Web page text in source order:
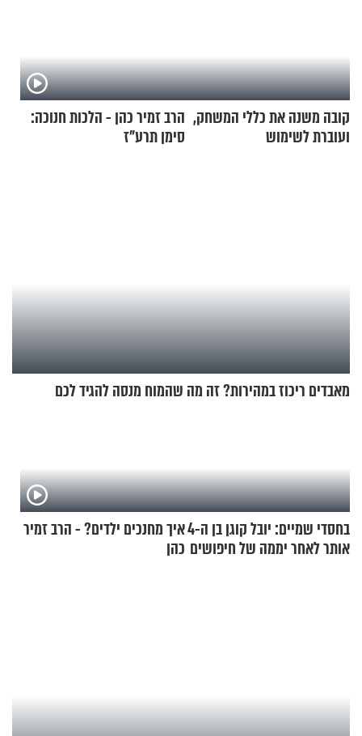
קובה משנה את כללי המשחק,
ועוברת לשימוש
הרב זמיר כהן - הלכות חנוכה:
סימן תרע"ז
מאבדים ריכוז במהירות? זה מה שהמוח מנסה להגיד לכם
בחסדי שמיים: יובל קוגן בן ה-4
אותר לאחר יממה של חיפושים
איך מחנכים ילדים? - הרב זמיר
כהן